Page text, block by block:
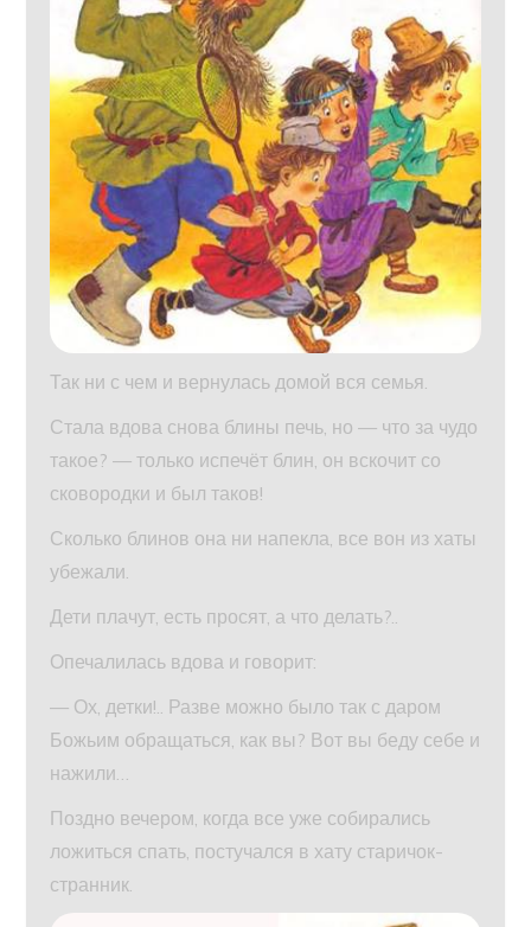
Так ни с чем и вернулась домой вся семья.
Стала вдова снова блины печь, но — что за чудо
такое? — только испечёт блин, он вскочит со
сковородки и был таков!
Сколько блинов она ни напекла, все вон из хаты
убежали.
Дети плачут, есть просят, а что делать?..
Опечалилась вдова и говорит:
— Ох, детки!.. Разве можно было так с даром
Божьим обращаться, как вы? Вот вы беду себе и
нажили…
Поздно вечером, когда все уже собирались
ложиться спать, постучался в хату старичок-
странник.